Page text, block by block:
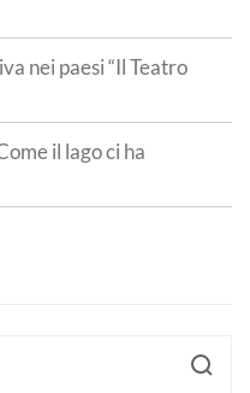
nei paesi “Il Teatro
il lago ci ha